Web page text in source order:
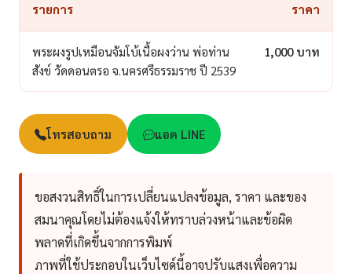
รายการ ราคา
พระผงรูปเหมือนจัมโบ้เนื้อผงว่าน พ่อท่าน
สังข์ วัดดอนตรอ จ.นครศรีธรรมราช ปี 2539
1,000 บาท
โทรสอบถาม แอด LINE
ขอสงวนสิทธิ์ในการเปลี่ยนแปลงข้อมูล, ราคา และของ
สมนาคุณโดยไม่ต้องแจ้งให้ทราบล่วงหน้าและข้อผิด
พลาดที่เกิดขึ้นจากการพิมพ์
ภาพที่ใช้ประกอบในเว็บไซด์นี้อาจปรับแสงเพื่อความ